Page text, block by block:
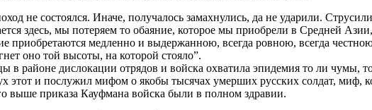
не состоялся. Иначе, получалось замахнулись, да не ударили.
здесь, мы потеряем то обаяние, которое мы приобрели в Средней
приобретаются медленно и выдержанною, всегда ровною, всегда
оно той высоты, на которой стояло”.
в районе дислокации отрядов и войска охватила эпидемия то ли чумы,
этот и послужил мифом о якобы тысячах умерших русских солдат,
выше приказа Кауфмана войска были в полном здравии.